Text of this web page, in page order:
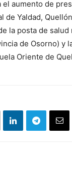
el aumento de
de Yaldad,
la posta de salud
de Osorno) y
Oriente de